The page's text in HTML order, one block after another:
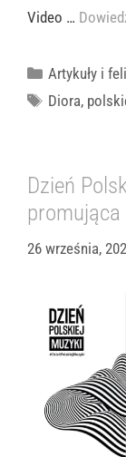
Video …
Kategorie
Artykuły i
Tagi
Diora,
Dzień
26 września,